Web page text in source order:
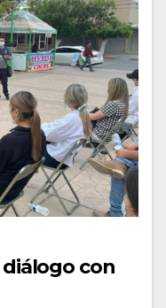
con